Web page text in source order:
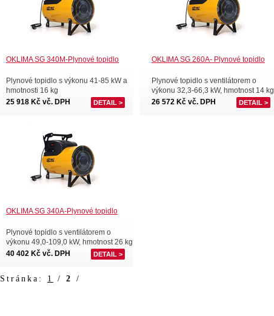
OKLIMA SG 340M-Plynové topidlo
Plynové topidlo s výkonu 41-85 kW a
hmotnosti 16 kg
25 918 Kč vč. DPH
DETAIL >
OKLIMA SG 260A- Plynové topidlo
Plynové topidlo s ventilátorem o
výkonu 32,3-66,3 kW, hmotnost 14 kg
26 572 Kč vč. DPH
DETAIL >
OKLIMA SG 340A-Plynové topidlo
Plynové topidlo s ventilátorem o
výkonu 49,0-109,0 kW, hmotnost 26 kg
40 402 Kč vč. DPH
DETAIL >
Stránka: 1 / 2 /